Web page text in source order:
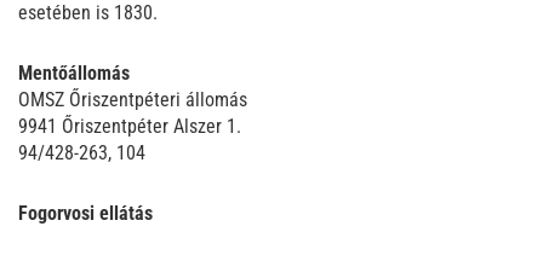
esetében is 1830.
Mentőállomás
OMSZ Őriszentpéteri állomás
9941 Őriszentpéter Alszer 1.
94/428-263, 104
Fogorvosi ellátás